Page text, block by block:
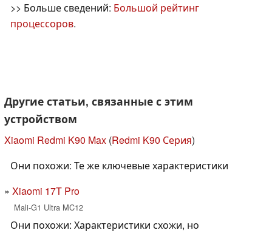
>> Больше сведений: Большой рейтинг
процессоров.
Другие статьи, связанные с этим
устройством
Xiaomi Redmi K90 Max (Redmi K90 Серия)
Они похожи: Те же ключевые характеристики
Xiaomi 17T Pro
Mali-G1 Ultra MC12
Они похожи: Характеристики схожи, но